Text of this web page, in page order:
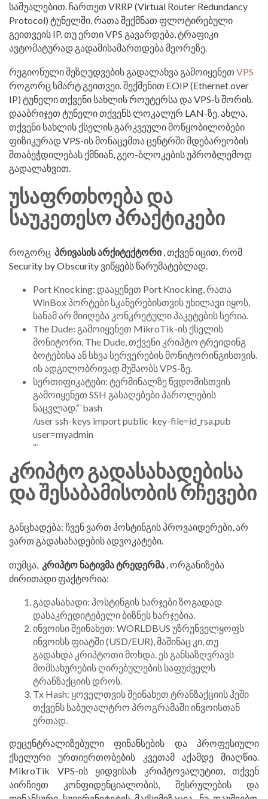
საშუალებით. ჩართეთ VRRP (Virtual Router Redundancy
Protocol) ტუნელში, რათა შექმნათ ფლოტირებული
გეითვეის IP. თუ ერთი VPS გავარდება, ტრაფიკი
ავტომატურად გადამისამართდება მეორეზე.
რეგიონული შეზღუდვების გადალახვა გამოიყენეთ VPS
როგორც სმარტ გეითვეი. შექმენით EOIP (Ethernet over
IP) ტუნელი თქვენი სახლის როუტერსა და VPS-ს შორის.
დააბრიჯეთ ტუნელი თქვენს ლოკალურ LAN-ზე. ახლა,
თქვენი სახლის ქსელის გარკვეული მოწყობილობები
ფიზიკურად VPS-ის მონაცემთა ცენტრში მდებარეობის
შთაბეჭდილებას ქმნიან, გეო-ბლოკების უპრობლემოდ
გადალახვით.
ᲣᲡᲐᲤᲠᲗᲮᲝᲔᲑᲐ ᲓᲐ
ᲡᲐᲣᲙᲔᲗᲔᲡᲝ ᲞᲠᲐᲥᲢᲘᲙᲔᲑᲘ
როგორც პრივასის არქიტექტორი, თქვენ იცით, რომ
Security by Obscurity ვიწყებს წარუმატებლად.
Port Knocking: დააყენეთ Port Knocking, რათა
WinBox პორტები სკანერებისთვის უხილავი იყოს,
სანამ არ მიიღება კონკრეტული პაკეტების სერია.
The Dude: გამოიყენეთ MikroTik-ის ქსელის
მონიტორი, The Dude, თქვენი კრიპტო ტრეიდინგ
ბოტებისა ან სხვა სერვერების მონიტორინგისთვის.
ის ადგილობრივად მუშაობს VPS-ზე.
სერთიფიკატები: ტერმინალზე წვდომისთვის
გამოიყენეთ SSH გასაღებები პაროლების
ნაცვლად.“`bash
/user ssh-keys import public-key-file=id_rsa.pub
user=myadmin
“`
ᲙᲠᲘᲞᲢᲝ ᲒᲐᲓᲐᲡᲐᲮᲐᲓᲔᲑᲘᲡᲐ
ᲓᲐ ᲨᲔᲡᲐᲑᲐᲛᲘᲡᲝᲑᲘᲡ ᲠᲩᲔᲕᲔᲑᲘ
განცხადება: ჩვენ ვართ ჰოსტინგის პროვაიდერები, არ
ვართ გადასახადების ადვოკატები.
თუმცა, კრიპტო ნატივმა ტრედერმა , ორგანიზება
ძირითადი ფაქტორია:
გადასახადი: ჰოსტინგის ხარჯები ზოგადად
დასაკრედიტებელი ბიზნეს ხარჯებია.
ინვოისი შეინახეთ: WORLDBUS უზრუნველყოფს
ინვოისს ფიატში (USD/EUR), მაშინაც კი, თუ
გადახდა კრიპტოთი მოხდა. ეს განსაზღვრავს
მომსახურების ღირებულების საფუძველს
ტრანზაქციის დროს.
Tx Hash: ყოველთვის შეინახეთ ტრანზაქციის ჰეში
თქვენს საბუღალტრო პროგრამაში ინვოისთან
ერთად.
დეცენტრალიზებული ფინანსების და პროფესიული
ქსელური ურთიერთობების კვეთამ აქამდე მიაღწია.
MikroTik VPS-ის ყიდვისას კრიპტოვალუტით, თქვენ
აირჩიეთ კონფიდენციალობის, შესრულების და